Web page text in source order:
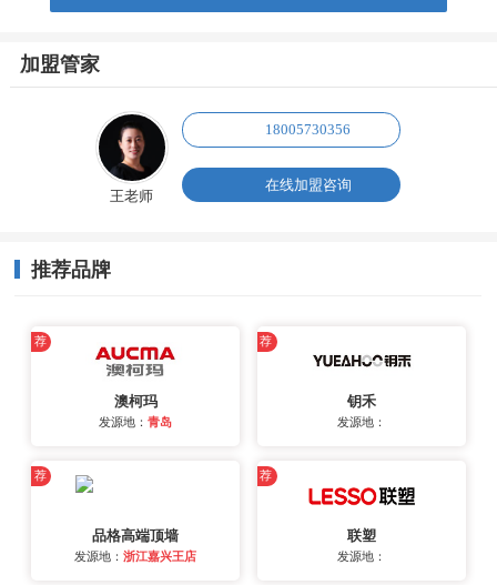
加盟管家
王老师
18005730356
在线加盟咨询
推荐品牌
荐
澳柯玛
发源地：青岛
荐
钥禾
发源地：
荐
品格高端顶墙
发源地：浙江嘉兴王店
荐
联塑
发源地：